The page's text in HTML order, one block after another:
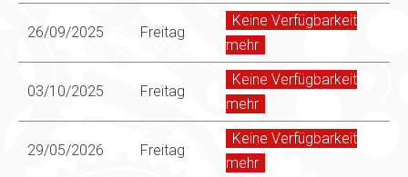
26/09/2025 Freitag
Keine Verfügbarkeit
mehr
03/10/2025 Freitag
Keine Verfügbarkeit
mehr
29/05/2026 Freitag
Keine Verfügbarkeit
mehr